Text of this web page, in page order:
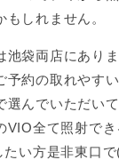
しれません。
池袋両店にあり
予約の取れやす
選んでいただい
VIO全て照射で
たい方是非東口